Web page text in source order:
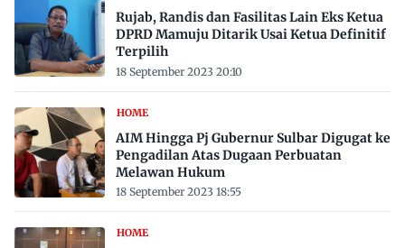
Rujab, Randis dan Fasilitas Lain Eks Ketua
DPRD Mamuju Ditarik Usai Ketua Definitif
Terpilih
18 September 2023 20:10
HOME
AIM Hingga Pj Gubernur Sulbar Digugat ke
Pengadilan Atas Dugaan Perbuatan
Melawan Hukum
18 September 2023 18:55
HOME